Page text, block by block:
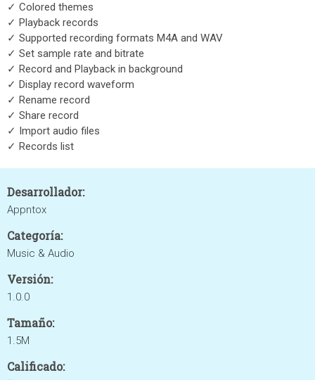
✓ Colored themes
✓ Playback records
✓ Supported recording formats M4A and WAV
✓ Set sample rate and bitrate
✓ Record and Playback in background
✓ Display record waveform
✓ Rename record
✓ Share record
✓ Import audio files
✓ Records list
Desarrollador:
Appntox
Categoría:
Music & Audio
Versión:
1.0.0
Tamaño:
1.5M
Calificado: